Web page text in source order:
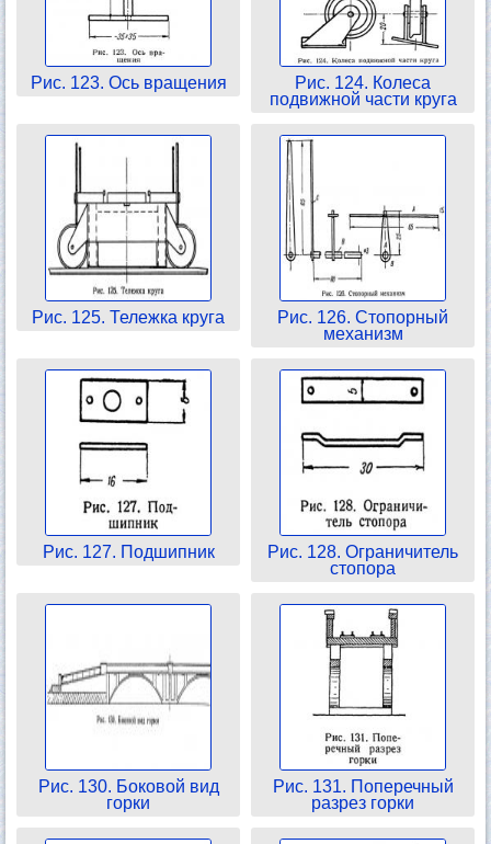
Рис. 123. Ось вращения
Рис. 124. Колеса
подвижной части круга
Рис. 125. Тележка круга
Рис. 126. Стопорный
механизм
Рис. 127. Подшипник
Рис. 128. Ограничитель
стопора
Рис. 130. Боковой вид
горки
Рис. 131. Поперечный
разрез горки